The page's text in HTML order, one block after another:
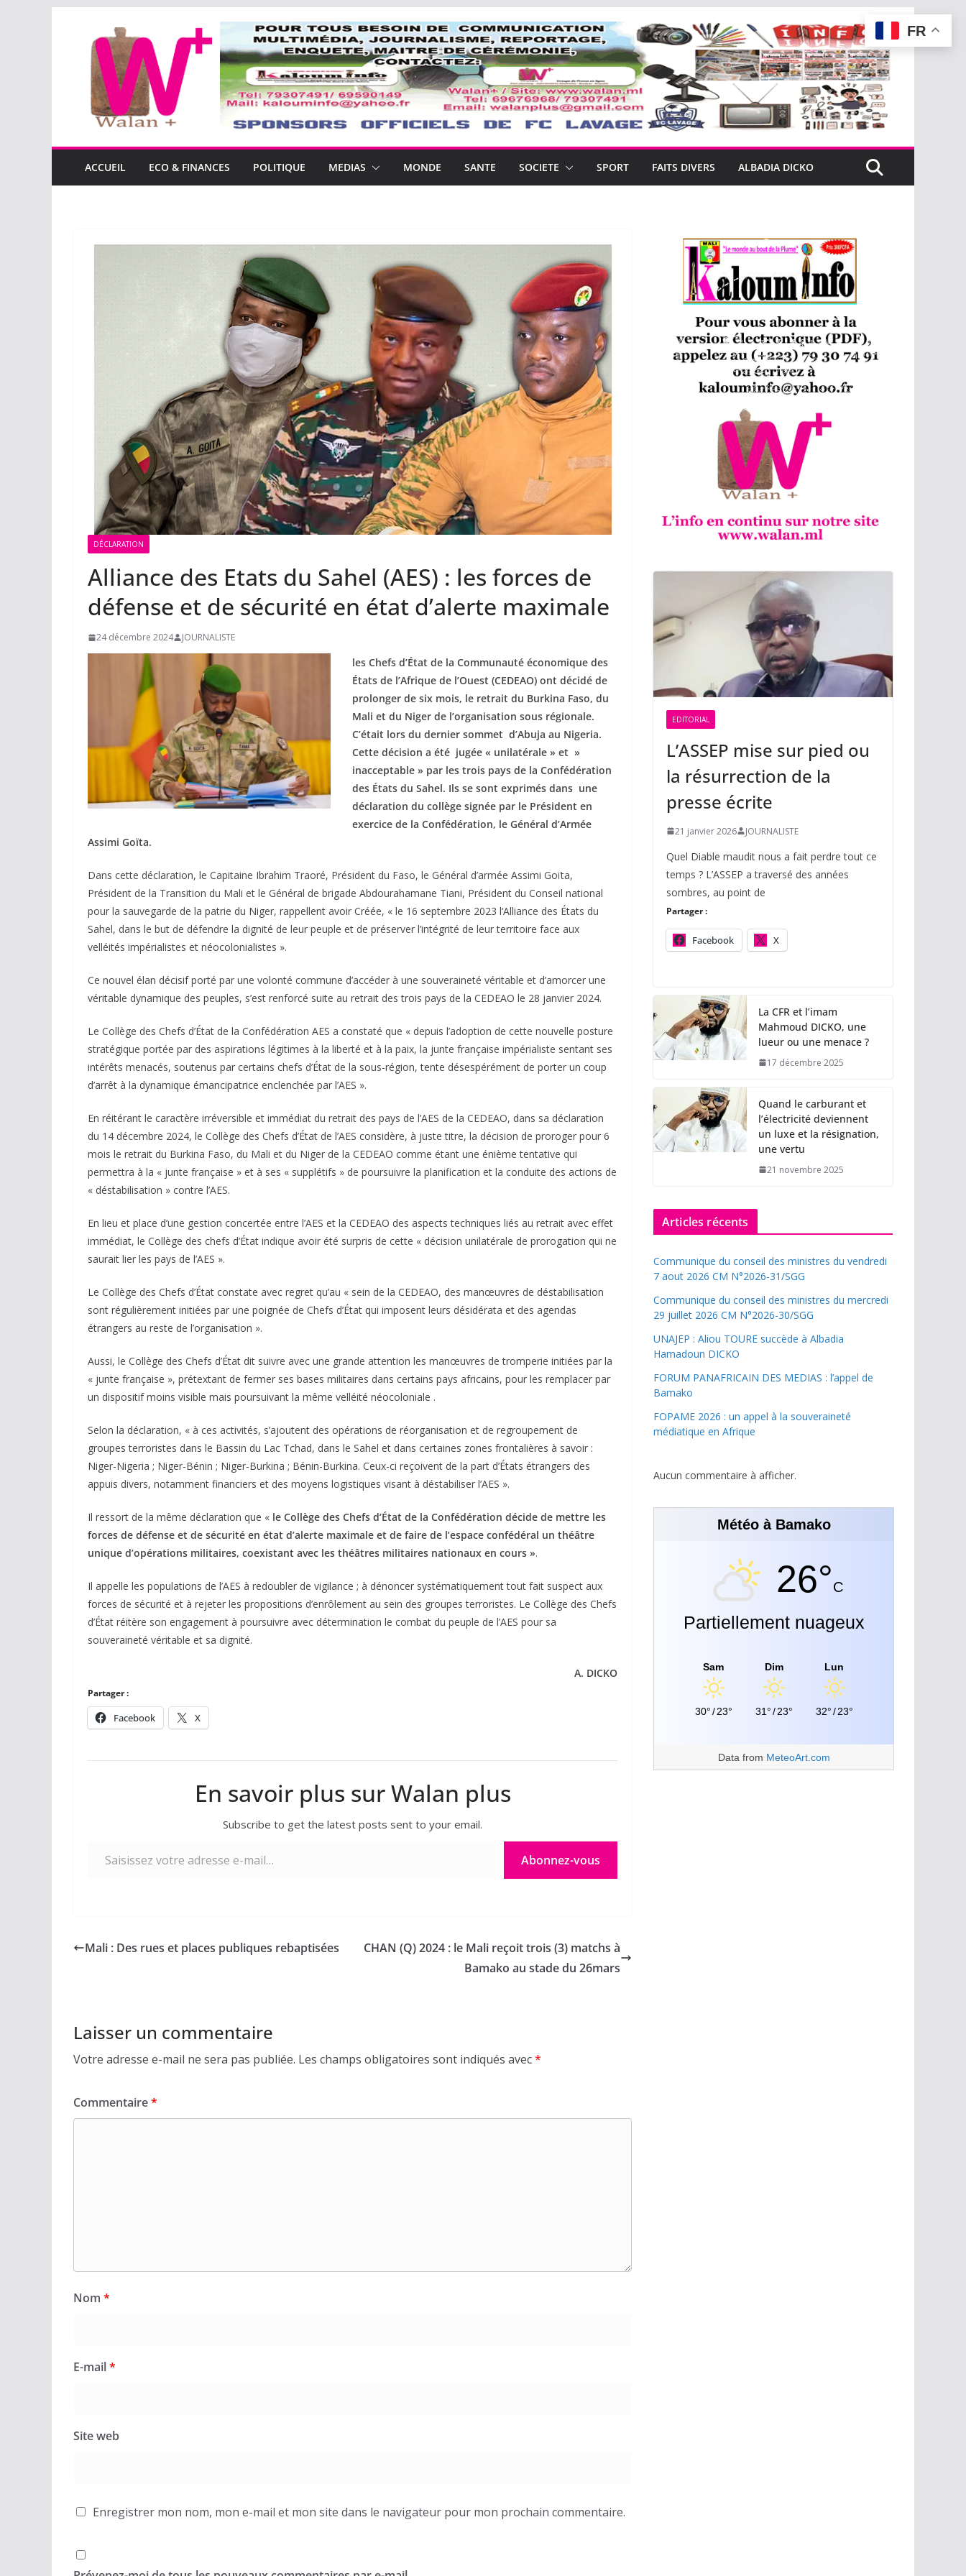
contenu
ACCUEIL ECO & FINANCES POLITIQUE MEDIAS MONDE SANTE SOCIETE SPORT FAITS DIVERS ALBADIA DICKO
DÉCLARATION
Alliance des Etats du Sahel (AES) : les forces de
défense et de sécurité en état d’alerte maximale
24 décembre 2024 JOURNALISTE
les Chefs d’État de la Communauté économique des
États de l’Afrique de l’Ouest (CEDEAO) ont décidé de
prolonger de six mois, le retrait du Burkina Faso, du
Mali et du Niger de l’organisation sous régionale.
C’était lors du dernier sommet d’Abuja au Nigeria.
Cette décision a été jugée « unilatérale » et »
inacceptable » par les trois pays de la Confédération
des États du Sahel. Ils se sont exprimés dans une
déclaration du collège signée par le Président en
exercice de la Confédération, le Général d’Armée
Assimi Goïta.
Dans cette déclaration, le Capitaine Ibrahim Traoré, Président du Faso, le Général d’armée Assimi Goïta,
Président de la Transition du Mali et le Général de brigade Abdourahamane Tiani, Président du Conseil national
pour la sauvegarde de la patrie du Niger, rappellent avoir Créée, « le 16 septembre 2023 l’Alliance des États du
Sahel, dans le but de défendre la dignité de leur peuple et de préserver l’intégrité de leur territoire face aux
velléités impérialistes et néocolonialistes ».
Ce nouvel élan décisif porté par une volonté commune d’accéder à une souveraineté véritable et d’amorcer une
véritable dynamique des peuples, s’est renforcé suite au retrait des trois pays de la CEDEAO le 28 janvier 2024.
Le Collège des Chefs d’État de la Confédération AES a constaté que « depuis l’adoption de cette nouvelle posture
stratégique portée par des aspirations légitimes à la liberté et à la paix, la junte française impérialiste sentant ses
intérêts menacés, soutenus par certains chefs d’État de la sous-région, tente désespérément de porter un coup
d’arrêt à la dynamique émancipatrice enclenchée par l’AES ».
En réitérant le caractère irréversible et immédiat du retrait des pays de l’AES de la CEDEAO, dans sa déclaration
du 14 décembre 2024, le Collège des Chefs d’État de l’AES considère, à juste titre, la décision de proroger pour 6
mois le retrait du Burkina Faso, du Mali et du Niger de la CEDEAO comme étant une énième tentative qui
permettra à la « junte française » et à ses « supplétifs » de poursuivre la planification et la conduite des actions de
« déstabilisation » contre l’AES.
En lieu et place d’une gestion concertée entre l’AES et la CEDEAO des aspects techniques liés au retrait avec effet
immédiat, le Collège des chefs d’État indique avoir été surpris de cette « décision unilatérale de prorogation qui ne
saurait lier les pays de l’AES ».
Le Collège des Chefs d’État constate avec regret qu’au « sein de la CEDEAO, des manœuvres de déstabilisation
sont régulièrement initiées par une poignée de Chefs d’État qui imposent leurs désidérata et des agendas
étrangers au reste de l’organisation ».
Aussi, le Collège des Chefs d’État dit suivre avec une grande attention les manœuvres de tromperie initiées par la
« junte française », prétextant de fermer ses bases militaires dans certains pays africains, pour les remplacer par
un dispositif moins visible mais poursuivant la même velléité néocoloniale .
Selon la déclaration, « à ces activités, s’ajoutent des opérations de réorganisation et de regroupement de
groupes terroristes dans le Bassin du Lac Tchad, dans le Sahel et dans certaines zones frontalières à savoir :
Niger-Nigeria ; Niger-Bénin ; Niger-Burkina ; Bénin-Burkina. Ceux-ci reçoivent de la part d’États étrangers des
appuis divers, notamment financiers et des moyens logistiques visant à déstabiliser l’AES ».
Il ressort de la même déclaration que « le Collège des Chefs d’État de la Confédération décide de mettre les
forces de défense et de sécurité en état d’alerte maximale et de faire de l’espace confédéral un théâtre
unique d’opérations militaires, coexistant avec les théâtres militaires nationaux en cours ».
Il appelle les populations de l’AES à redoubler de vigilance ; à dénoncer systématiquement tout fait suspect aux
forces de sécurité et à rejeter les propositions d’enrôlement au sein des groupes terroristes. Le Collège des Chefs
d’État réitère son engagement à poursuivre avec détermination le combat du peuple de l’AES pour sa
souveraineté véritable et sa dignité.
A. DICKO
Partager :
Facebook X
En savoir plus sur Walan plus
Subscribe to get the latest posts sent to your email.
Abonnez-vous
Mali : Des rues et places publiques rebaptisées
CHAN (Q) 2024 : le Mali reçoit trois (3) matchs à
Bamako au stade du 26mars
Laisser un commentaire
Votre adresse e-mail ne sera pas publiée. Les champs obligatoires sont indiqués avec*
Commentaire*
Nom *
E-mail*
Site web
Enregistrer mon nom, mon e-mail et mon site dans le navigateur pour mon prochain commentaire.
EDITORIAL
L’ASSEP mise sur pied ou
la résurrection de la
presse écrite
21 janvier 2026 JOURNALISTE
Quel Diable maudit nous a fait perdre tout ce
temps ? L’ASSEP a traversé des années
sombres, au point de
Partager :
Facebook X
La CFR et l’imam
Mahmoud DICKO, une
lueur ou une menace ?
17 décembre 2025
Quand le carburant et
l’électricité deviennent
un luxe et la résignation,
une vertu
21 novembre 2025
Articles récents
Communique du conseil des ministres du vendredi
7 aout 2026 CM N°2026-31/SGG
Communique du conseil des ministres du mercredi
29 juillet 2026 CM N°2026-30/SGG
UNAJEP : Aliou TOURE succède à Albadia
Hamadoun DICKO
FORUM PANAFRICAIN DES MEDIAS : l’appel de
Bamako
FOPAME 2026 : un appel à la souveraineté
médiatique en Afrique
Aucun commentaire à afficher.
Météo à Bamako
26°C
Partiellement nuageux
Sam
30°/ 23°
Dim
31°/ 23°
Lun
32°/ 23°
Data from MeteoArt.com
FR